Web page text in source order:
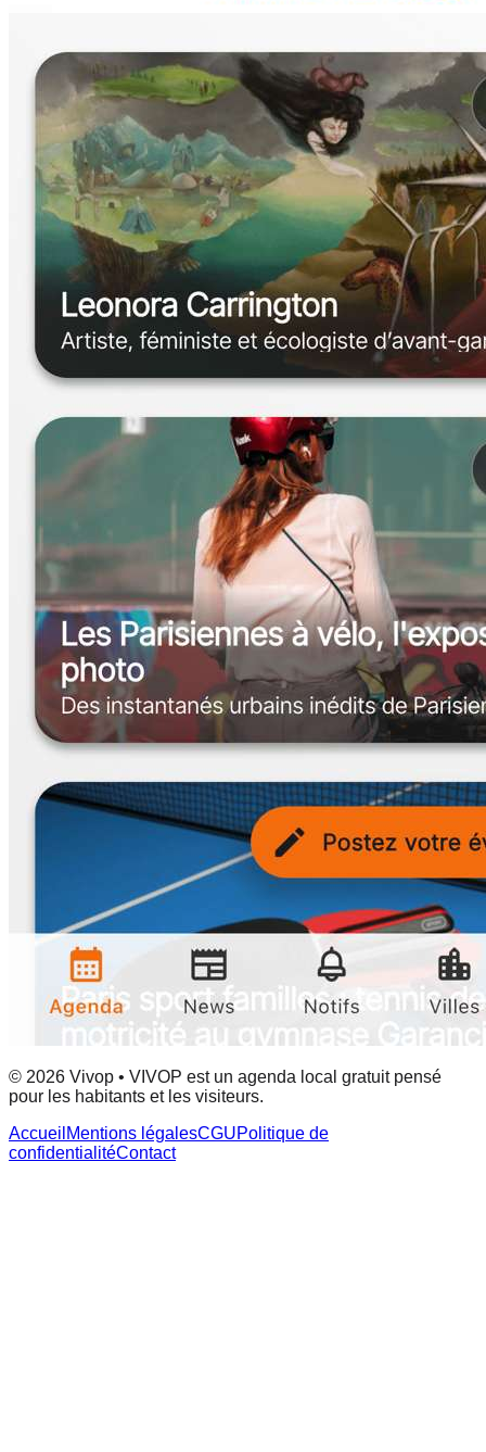
© 2026 Vivop • VIVOP est un agenda local gratuit pensé
pour les habitants et les visiteurs.
Accueil Mentions légalesCGUPolitique de
confidentialitéContact